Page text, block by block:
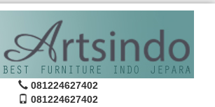
081224627402
081224627402